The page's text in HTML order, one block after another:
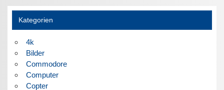
Kategorien
4k
Bilder
Commodore
Computer
Copter